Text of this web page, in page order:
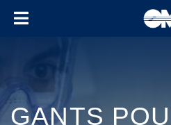
GANTS